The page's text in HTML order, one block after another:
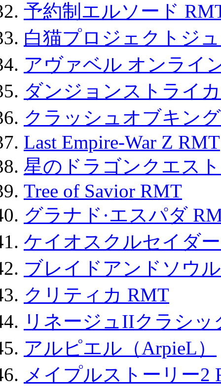
予約制エルソード
白猫プロジェクトジ
アヴァベル オンライ
ダンジョンストライ
クラッシュオブキン
Last Empire-War Z RMT
星のドラゴンクエス
Tree of Savior RMT
グラナド·エスパダ
ケイオスクルセイダ
ブレイドアンドソウ
クリティカ RMT
リネージュIIクラシ
アルピエル（ArpieL）
メイプルストーリー2